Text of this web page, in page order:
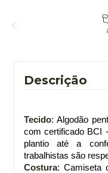
Descrição
Tecido: Algodão
com certificado BCI
plantio até a
trabalhistas são
Costura: Camiseta